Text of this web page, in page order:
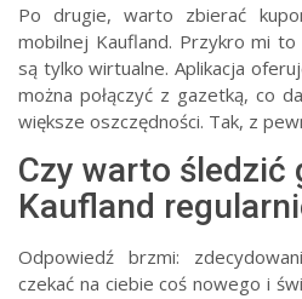
Po drugie, warto zbierać
mobilnej Kaufland. Przykro mi
są tylko wirtualne. Aplikacja
można połączyć z gazetką, co
większe oszczędności. Tak, z
Czy warto śledzić
Kaufland
Odpowiedź brzmi:
czekać na ciebie coś nowego i